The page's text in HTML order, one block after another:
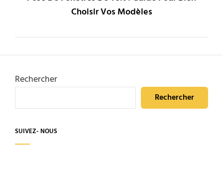
Choisir Vos Modèles
Rechercher
Rechercher
SUIVEZ- NOUS